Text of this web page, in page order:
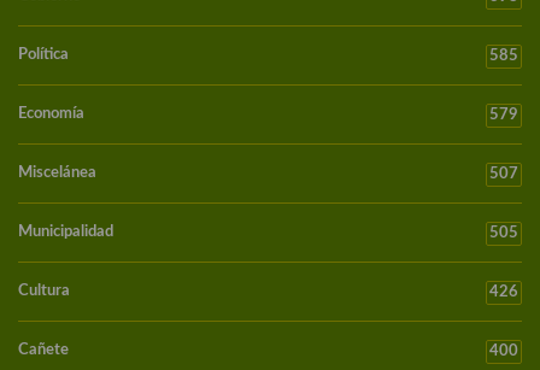
Política 585
Economía 579
Miscelánea 507
Municipalidad 505
Cultura 426
Cañete 400